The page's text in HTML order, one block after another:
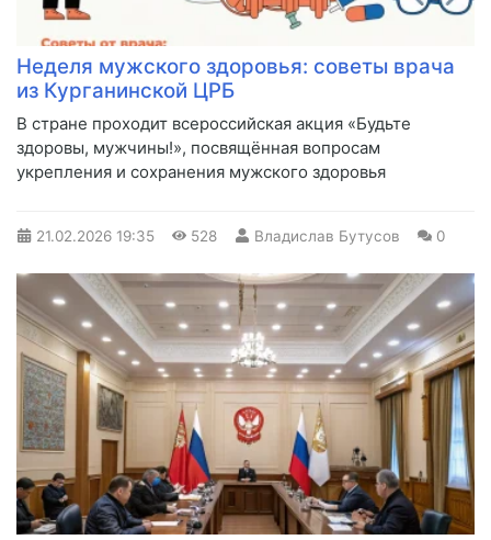
Неделя мужского здоровья: советы врача
из Курганинской ЦРБ
В стране проходит всероссийская акция «Будьте
здоровы, мужчины!», посвящённая вопросам
укрепления и сохранения мужского здоровья
21.02.2026 19:35 528 Владислав Бутусов 0